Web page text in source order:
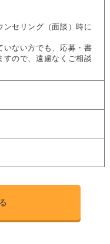
セリング（面談）時に
ない方でも、応募・書
すので、遠慮なくご相談